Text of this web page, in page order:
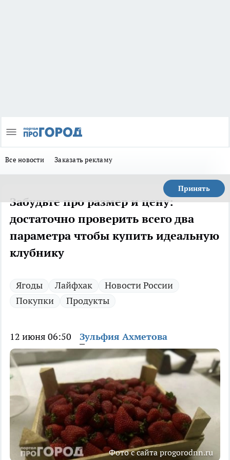
Все новости Заказать рекламу
Принять
Забудьте про размер и цену:
достаточно проверить всего два
параметра чтобы купить идеальную
клубнику
Ягоды Лайфхак
Новости России
Покупки
Продукты
12 июня 06:50 Зульфия Ахметова
Фото с сайта progorodnn.ru